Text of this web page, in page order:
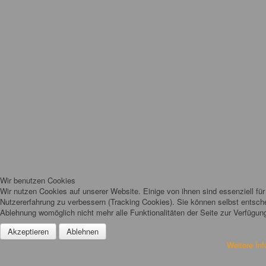
Wir benutzen Cookies
Wir nutzen Cookies auf unserer Website. Einige von ihnen sind essenziell
Nutzererfahrung zu verbessern (Tracking Cookies). Sie können selbst
Ablehnung womöglich nicht mehr alle Funktionalitäten der Seite zur
Akzeptieren
Ablehnen
Weitere